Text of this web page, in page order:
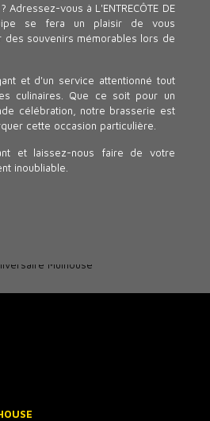
Adressez-vous à L'ENTRECÔTE DE
se fera un plaisir de vous
des souvenirs mémorables lors de
et d'un service attentionné tout
culinaires. Que ce soit pour un
célébration, notre brasserie est
cette occasion particulière.
et laissez-nous faire de votre
inoubliable.